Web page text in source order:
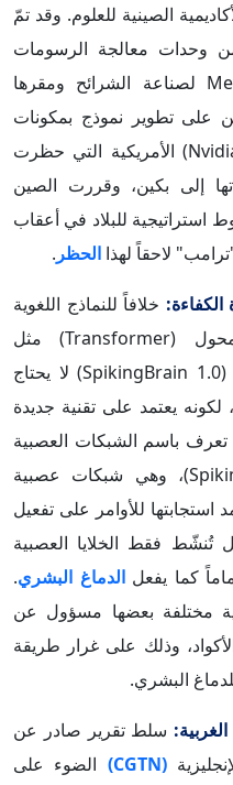
الصينية للعلوم. وقد تمّ
وحدات معالجة الرسومات
على تطوير نموذج بمكونات
محلية بعيداً عن منتجات شركة (Nvidia) الأمريكية التي حظرت
إلى بكين، وقررت الصين
للبلاد في أعقاب
لاحقاً لهذا الحظر .
خلافاً للنماذج اللغوية
الضخمة القائمة على بنية المحول (Transformer) مثل
(ChatGPT)، فإن النموذج الصيني (SpikingBrain 1.0) لا يحتاج
يعتمد على تقنية جديدة
باسم الشبكات العصبية
النبضية (Spiking Neural Networks)، وهي شبكات عصبية
للأوامر على تفعيل
تُنشّط فقط الخلايا العصبية
كما يفعلالدماغ البشري.
مختلفة بعضها مسؤول عن
وذلك على غرار طريقة
البشري.
سلط تقرير صادر عن
(CGTN)
الضوء على